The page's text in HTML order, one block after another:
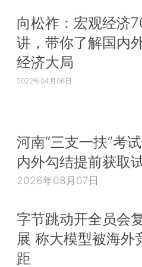
向松祚：宏观经济
讲，带你了解国内
经济大局
2022年04月06日
河南“三支一扶”考
内外勾结提前获取
2026年08月07日
字节跳动开全员会
展 称大模型被海外
距